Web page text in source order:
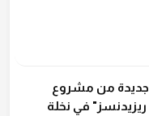
جديدة من مشروع
ريزيدنسز" في نخلة